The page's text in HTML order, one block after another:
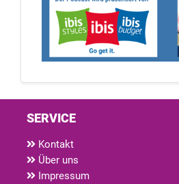
SERVICE
Kontakt
Über uns
Impressum